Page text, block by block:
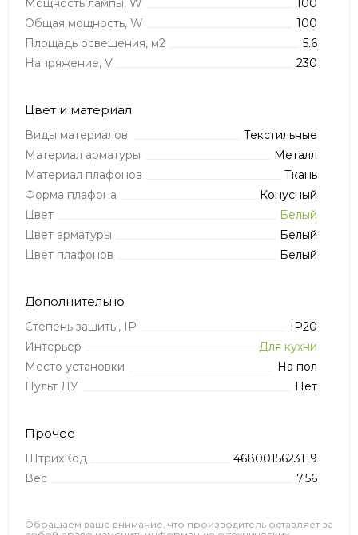
Мощность лампы, W
100
Общая мощность, W
100
Площадь освещения, м2
5.6
Напряжение, V
230
Цвет и материал
Виды материалов
Текстильные
Материал арматуры
Металл
Материал плафонов
Ткань
Форма плафона
Конусный
Цвет
Белый
Цвет арматуры
Белый
Цвет плафонов
Белый
Дополнительно
Степень защиты, IP
IP20
Интерьер
Для кухни
Место установки
На пол
Пульт ДУ
Нет
Прочее
ШтрихКод
4680015623119
Вес
7.56
Обращаем ваше внимание, что производитель оставляет за